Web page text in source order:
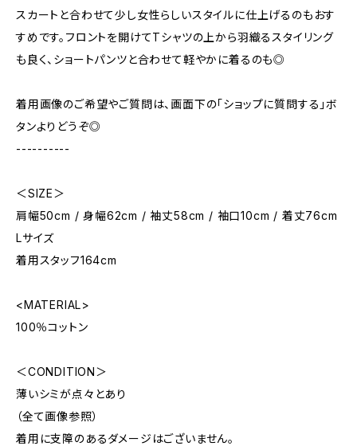
スカートと合わせて少し女性らしいスタイルに仕上げるのもおす
すめです。フロントを開けてTシャツの上から羽織るスタイリング
も良く、ショートパンツと合わせて軽やかに着るのも◎
着用画像のご希望やご質問は、画面下の「ショップに質問する」ボ
タンよりどうぞ◎
----------
＜SIZE＞
肩幅50cm / 身幅62cm / 袖丈58cm / 袖口10cm / 着丈76cm
Lサイズ
着用スタッフ164cm
<MATERIAL>
100％コットン
＜CONDITION＞
薄いシミが点々とあり
（全て画像参照）
着用に支障のあるダメージはございません。